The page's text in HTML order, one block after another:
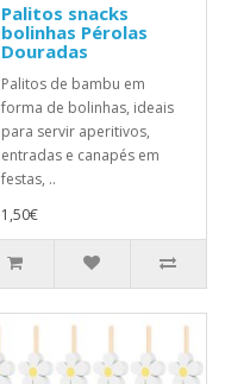
Palitos snacks
bolinhas Pérolas
Douradas
Palitos de bambu em
forma de bolinhas, ideais
para servir aperitivos,
entradas e canapés em
festas, ..
1,50€